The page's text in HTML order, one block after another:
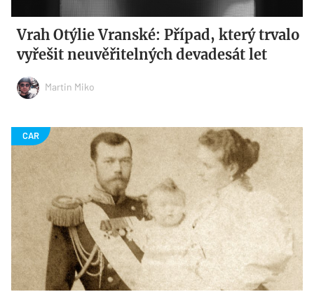
Vrah Otýlie Vranské: Případ, který trvalo
vyřešit neuvěřitelných devadesát let
Martin Miko